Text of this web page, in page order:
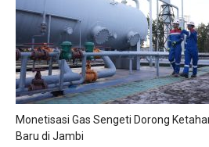
Monetisasi Gas Sengeti Dorong
Baru di Jambi